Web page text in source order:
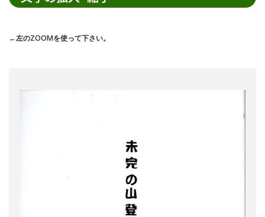
索
←左のZOOMを使って下さい。